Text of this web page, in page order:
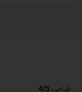
طراحی 4/5